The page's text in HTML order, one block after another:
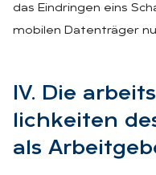
das Eindringen eins
mobilen Datenträger
IV. Die
lich­kei­ten
als